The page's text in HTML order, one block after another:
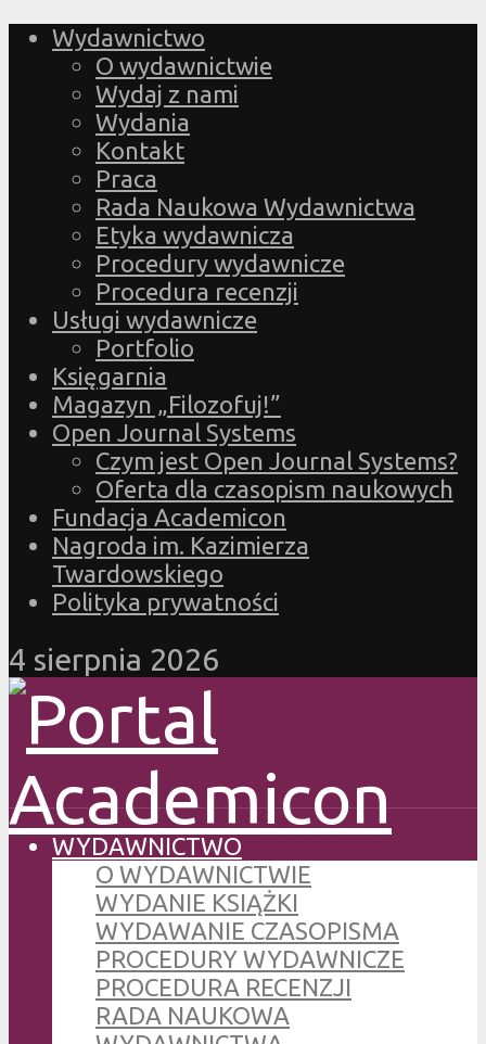
Wydawnictwo
O wydawnictwie
Wydaj z nami
Wydania
Kontakt
Praca
Rada Naukowa Wydawnictwa
Etyka wydawnicza
Procedury wydawnicze
Procedura recenzji
Usługi wydawnicze
Portfolio
Księgarnia
Magazyn „Filozofuj!”
Open Journal Systems
Czym jest Open Journal Systems?
Oferta dla czasopism naukowych
Fundacja Academicon
Nagroda im. Kazimierza
Twardowskiego
Polityka prywatności
4 sierpnia 2026
WYDAWNICTWO
O WYDAWNICTWIE
WYDANIE KSIĄŻKI
WYDAWANIE CZASOPISMA
PROCEDURY WYDAWNICZE
PROCEDURA RECENZJI
RADA NAUKOWA